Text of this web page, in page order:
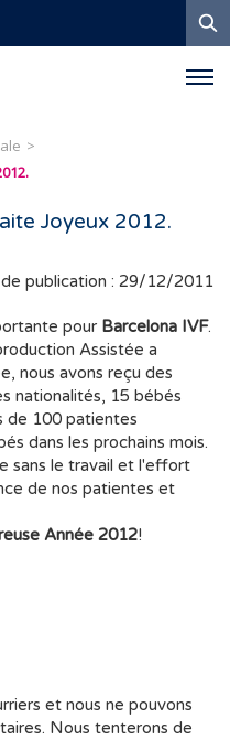
Joyeux 2012.
publication : 29/12/2011
pour Barcelona IVF.
Assistée a
nous avons reçu des
nationalités, 15 bébés
de 100 patientes
dans les prochains mois.
sans le travail et l'effort
de nos patientes et
Année 2012!
et nous ne pouvons
Nous tenterons de